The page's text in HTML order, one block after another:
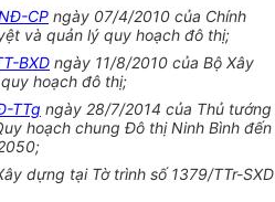
CP ngày 07/4/2010 của Chính
và quản lý quy hoạch đô thị;
BXD ngày 11/8/2010 của Bộ Xây
hoạch đô thị;
TTg ngày 28/7/2014 của Thủ tướng
hoạch chung Đô thị Ninh Bình đến
dựng tại Tờ trình số 1379/TTr-SXD